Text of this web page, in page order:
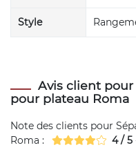
Style
Avis client
pour plateau Roma
Note des clients pour
Roma : 4/5